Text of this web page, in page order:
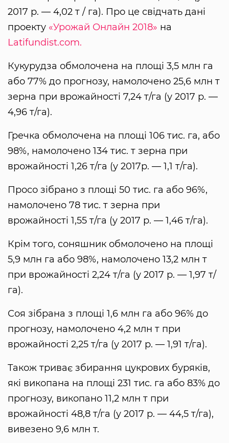
2017 р. — 4,02 т / га). Про це свідчать дані
проекту «Урожай Онлайн 2018» на
Latifundist.com.
Кукурудза обмолочена на площі 3,5 млн га
або 77% до прогнозу, намолочено 25,6 млн т
зерна при врожайності 7,24 т/га (у 2017 р. —
4,96 т/га).
Гречка обмолочена на площі 106 тис. га, або
98%, намолочено 134 тис. т зерна при
врожайності 1,26 т/га (у 2017р. — 1,1 т/га).
Просо зібрано з площі 50 тис. га або 96%,
намолочено 78 тис. т зерна при
врожайності 1,55 т/га (у 2017 р. — 1,46 т/га).
Крім того, соняшник обмолочено на площі
5,9 млн га або 98%, намолочено 13,2 млн т
при врожайності 2,24 т/га (у 2017 р. — 1,97 т/
га).
Соя зібрана з площі 1,6 млн га або 96% до
прогнозу, намолочено 4,2 млн т при
врожайності 2,25 т/га (у 2017 р. — 1,91 т/га).
Також триває збирання цукрових буряків,
які викопана на площі 231 тис. га або 83% до
прогнозу, викопано 11,2 млн т при
врожайності 48,8 т/га (у 2017 р. — 44,5 т/га),
вивезено 9,6 млн т.